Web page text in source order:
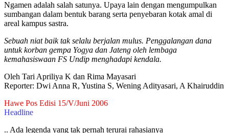
Ngamen adalah salah satunya. Upaya lain dengan mengumpulkan
sumbangan dalam bentuk barang serta penyebaran kotak amal di
areal kampus sastra.
Sebuah niat baik tak selalu berjalan mulus. Penggalangan dana
untuk korban gempa Yogya dan Jateng oleh lembaga
kemahasiswaan FS Undip menghadapi kendala.
Oleh Tari Apriliya K dan Rima Mayasari
Reporter: Dwi Anna R, Yustina S, Wening Adityasari, A Khairuddin
Hawe Pos Edisi 15/V/Juni 2006
Headline
.. Ada legenda yang tak pernah terurai rahasianya